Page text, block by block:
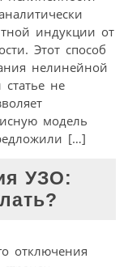
индукции от
Этот способ
нелинейной
не
модель
[…]
УЗО:
отключения